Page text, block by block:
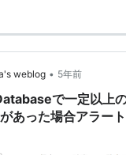
わり、これらのデー
ースと比較してス
差異は、特に既存の
移植する際の大きな
ーショナルデータベ
のDBMSとしてSQL
weblog • 5年前
で一定以上
あった場合アラー